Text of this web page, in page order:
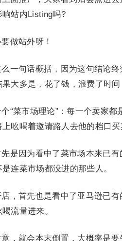
站内Listing吗?
做站外呀！
一句话概括，因为这句结论
大多是，花了钱，浪费了时间
“菜市场理论”：每一个卖家都
吆喝着邀请路人去他的档口买
是因为看中了菜市场本来已
连菜市场都没进的那些人。
，首先也是看中了亚马逊已
流量进来。
，就会本末倒置，大概率是要